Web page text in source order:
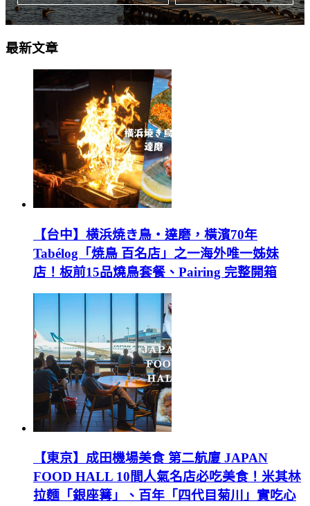
最新文章
【台中】横浜焼き鳥‧達磨，橫濱70年
Tabélog「焼鳥 百名店」之一海外唯一姊妹
店！板前15品燒鳥套餐、Pairing 完整開箱
【東京】成田機場美食 第二航廈 JAPAN
FOOD HALL 10間人氣名店必吃美食！米其林
拉麵「銀座篝」、百年「四代目菊川」實吃心